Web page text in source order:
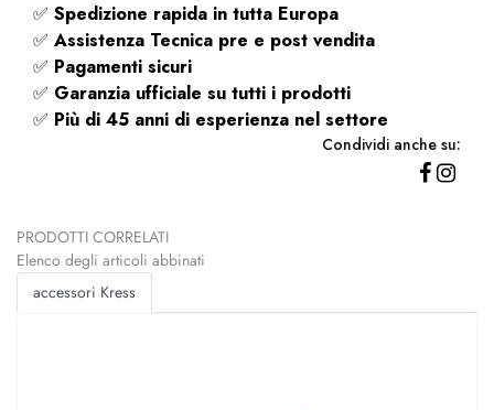
✅ Spedizione rapida in tutta Europa
✅ Assistenza Tecnica pre e post vendita
✅ Pagamenti sicuri
✅ Garanzia ufficiale su tutti i prodotti
✅ Più di 45 anni di esperienza nel settore
Condividi anche su:
PRODOTTI CORRELATI
Elenco degli articoli abbinati
accessori Kress